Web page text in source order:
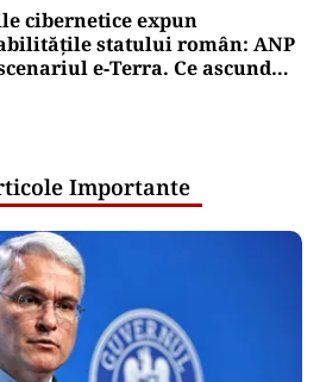
cibernetice expun
statului român: ANP
e‑Terra. Ce ascund
Importante